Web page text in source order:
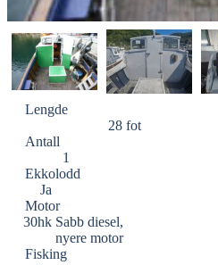
Lengde
28 fot
Antall
1
Ekkolodd
Ja
Motor
30hk Sabb diesel,
nyere motor
Fisking